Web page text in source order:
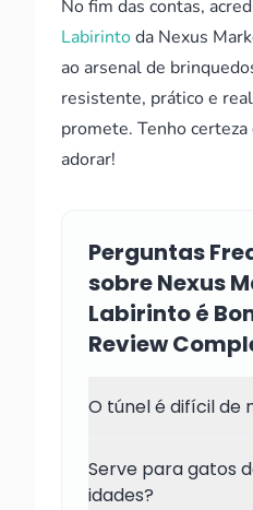
No fim das contas,
Labirintoda Nexus
ao arsenal de
resistente, prático e
promete. Tenho
adorar!
Perguntas
sobre Nexus
Labirinto é
Review
O túnel é difícil de
Serve para gatos
idades?